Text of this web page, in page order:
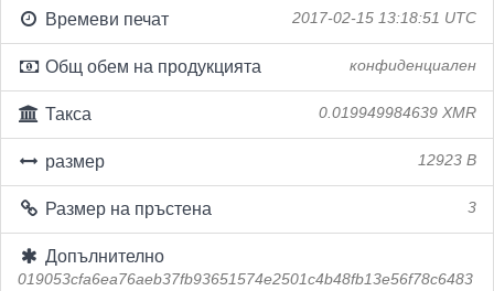
Времеви печат 2017-02-15 13:18:51 UTC
Общ обем на продукцията конфиденциален
Такса 0.019949984639 XMR
размер 12923 B
Размер на пръстена 3
Допълнително
019053cfa6ea76aeb37fb93651574e2501c4b48fb13e56f78c6483